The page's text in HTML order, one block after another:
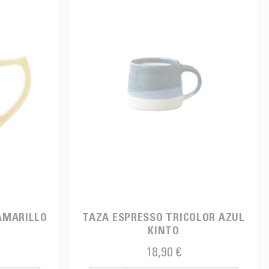
TAZA ESPRESSO TRICOLOR AZUL
KINTO
18,90 €